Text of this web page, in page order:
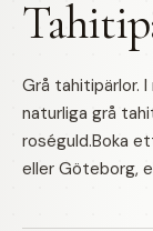
Grå tahitipärlor.
naturliga grå
roséguld.Boka
eller Göteborg,